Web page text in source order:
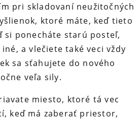
pri skladovaní neužitočných
ktoré máte, keď tieto
si ponecháte starú posteľ,
a vlečiete také veci vždy
sa sťahujete do nového
veľa sily.
miesto, ktoré tá vec
keď má zaberať priestor,